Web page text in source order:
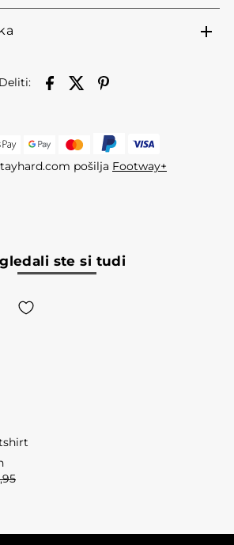
Deliti:
pošilja Footway+
ste si tudi